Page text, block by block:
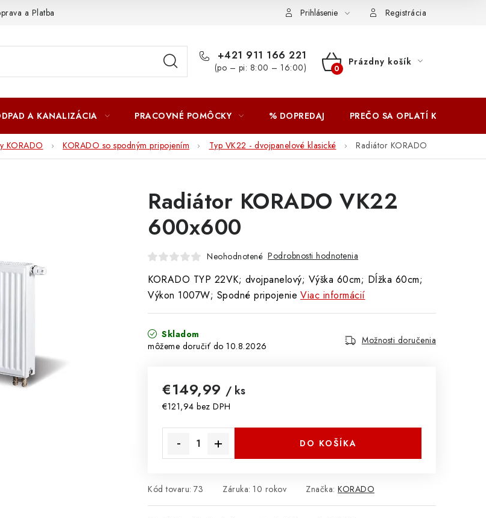
a Platba Prihlásenie Registrácia
+421 911 166 221
(po – pi: 8:00 – 16:00)
NÁKUPNÝ
Prázdny košík
A KANALIZÁCIA PRACOVNÉ POMÔCKY % DOPREDAJ PREČO SA OPLATÍ KUPOVAŤ
KORADO KORADO so spodným pripojením Typ VK22 - dvojpanelové klasické
Radiátor KORADO
Radiátor KORADO VK22
600x600
Neohodnotené Podrobnosti hodnotenia
KORADO TYP 22VK; dvojpanelový; Výška 60cm; Dĺžka 60cm;
Výkon 1007W; Spodné pripojenie Viac informácií
Skladom
10.8.2026
Možnosti doručenia
€149,99 / ks
€121,94 bez DPH
DO KOŠÍKA
Kód tovaru: 73 Záruka: 10 rokov Značka: KORADO